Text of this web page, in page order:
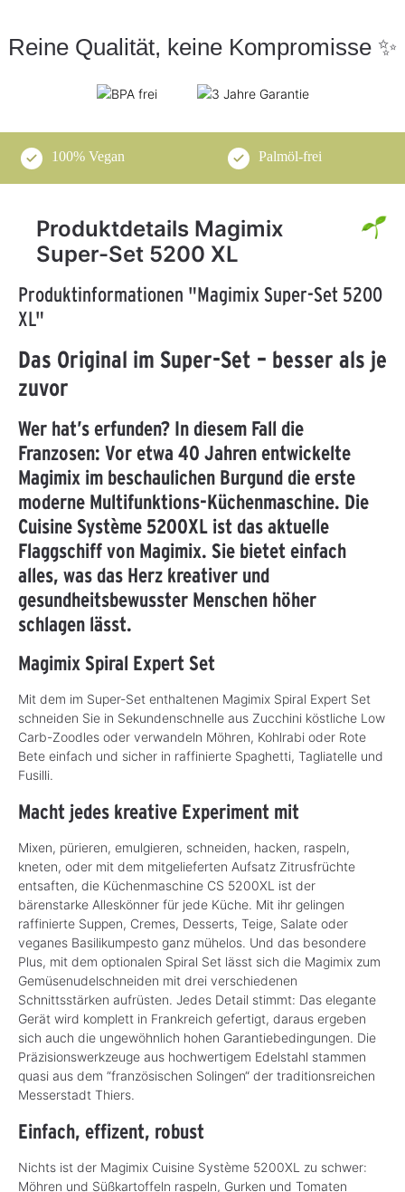
Reine Qualität, keine Kompromisse ✨
100% Vegan Palmöl-frei
Produktdetails Magimix
Super-Set 5200 XL
Produktinformationen "Magimix Super-Set 5200
XL"
Das Original im Super-Set – besser als je
zuvor
Wer hat’s erfunden? In diesem Fall die
Franzosen: Vor etwa 40 Jahren entwickelte
Magimix im beschaulichen Burgund die erste
moderne Multifunktions-Küchenmaschine. Die
Cuisine Système 5200XL ist das aktuelle
Flaggschiff von Magimix. Sie bietet einfach
alles, was das Herz kreativer und
gesundheitsbewusster Menschen höher
schlagen lässt.
Magimix Spiral Expert Set
Mit dem im Super-Set enthaltenen Magimix Spiral Expert Set
schneiden Sie in Sekundenschnelle aus Zucchini köstliche Low
Carb-Zoodles oder verwandeln Möhren, Kohlrabi oder Rote
Bete einfach und sicher in raffinierte Spaghetti, Tagliatelle und
Fusilli.
Macht jedes kreative Experiment mit
Mixen, pürieren, emulgieren, schneiden, hacken, raspeln,
kneten, oder mit dem mitgelieferten Aufsatz Zitrusfrüchte
entsaften, die Küchenmaschine CS 5200XL ist der
bärenstarke Alleskönner für jede Küche. Mit ihr gelingen
raffinierte Suppen, Cremes, Desserts, Teige, Salate oder
veganes Basilikumpesto ganz mühelos. Und das besondere
Plus, mit dem optionalen Spiral Set lässt sich die Magimix zum
Gemüsenudelschneiden mit drei verschiedenen
Schnittsstärken aufrüsten. Jedes Detail stimmt: Das elegante
Gerät wird komplett in Frankreich gefertigt, daraus ergeben
sich auch die ungewöhnlich hohen Garantiebedingungen. Die
Präzisionswerkzeuge aus hochwertigem Edelstahl stammen
quasi aus dem “französischen Solingen“ der traditionsreichen
Messerstadt Thiers.
Einfach, effizent, robust
Nichts ist der Magimix Cuisine Système 5200XL zu schwer:
Möhren und Süßkartoffeln raspeln, Gurken und Tomaten